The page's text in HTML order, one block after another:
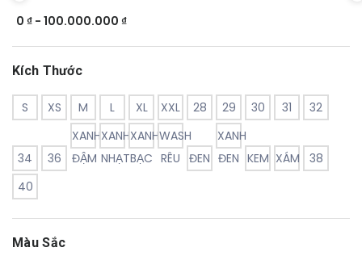
0 ₫ - 100.000.000 ₫
Kích Thước
S XS M L XL XXL 28 29 30 31 32
34 36
XANH
ĐẬM
XANH
NHẠT
XANH
BẠC
WASH
RÊU ĐEN
XANH
ĐEN KEM XÁM
38
40
Màu Sắc